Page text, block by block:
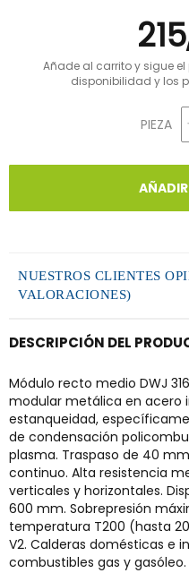
Añade al carrito y sigue
disponibilidad y los
PIEZA
NUESTROS CLIENTES
VALORACIONES)
DESCRIPCIÓN DEL
Módulo recto medio DWJ
modular metálica en acero
estanqueidad,
de condensación
plasma. Traspaso de 40
continuo. Alta resistencia
verticales y horizontales.
600 mm. Sobrepresión
temperatura T200 (hasta
V2. Calderas domésticas e
combustibles gas y gasóleo.